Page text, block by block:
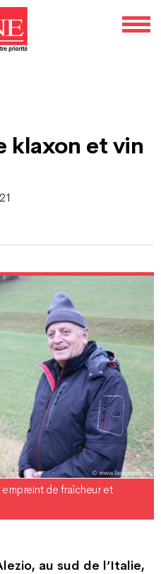
klaxon et vin
de fraîcheur et
au sud de l’Italie,